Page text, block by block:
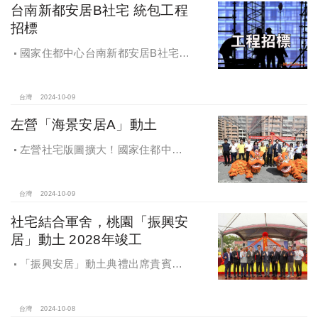
台南新都安居B社宅 統包工程
招標
國家住都中心台南新都安居B社宅
台灣 2024-10-09
左營「海景安居A」動土
左營社宅版圖擴大！國家住都中心
台灣 2024-10-09
社宅結合軍舍，桃園「振興安
居」動土 2028年竣工
「振興安居」動土典禮出席貴賓有
財政部國有財產署曾國基署長、桃園
台灣 2024-10-08